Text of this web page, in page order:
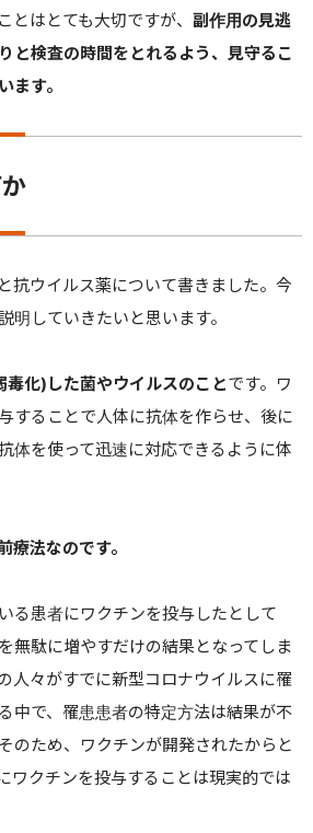
とはとても大切ですが、 副作用の見逃
と検査の時間をとれるよう、見守るこ
ます。
抗ウイルス薬について書きました。今
明していきたいと思います。
毒化)した菌やウイルスのことです。ワ
することで人体に抗体を作らせ、後に
体を使って迅速に対応できるように体
療法なのです。
る患者にワクチンを投与したとして
無駄に増やすだけの結果となってしま
人々がすでに新型コロナウイルスに罹
中で、罹患患者の特定方法は結果が不
のため、ワクチンが開発されたからと
ワクチンを投与することは現実的では